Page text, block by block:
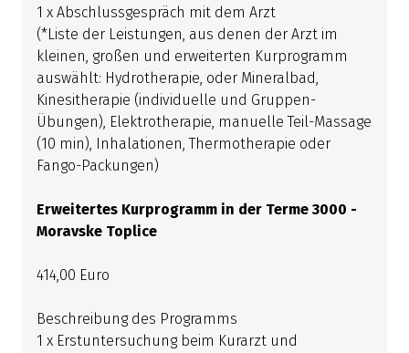
1 x Abschlussgespräch mit dem Arzt
(*Liste der Leistungen, aus denen der Arzt im
kleinen, großen und erweiterten Kurprogramm
auswählt: Hydrotherapie, oder Mineralbad,
Kinesitherapie (individuelle und Gruppen-
Übungen), Elektrotherapie, manuelle Teil-Massage
(10 min), Inhalationen, Thermotherapie oder
Fango-Packungen)
Erweitertes Kurprogramm in der Terme 3000 -
Moravske Toplice
414,00 Euro
Beschreibung des Programms
1 x Erstuntersuchung beim Kurarzt und